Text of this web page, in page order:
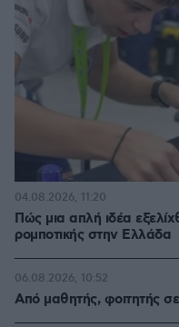
Πώς μια απλή ιδέα
ρομποτικής στην Ελλάδα
04.08.2026, 11:20
Από μαθητής, φοιτητής
06.08.2026, 10:52